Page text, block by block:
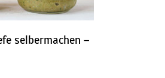
selbermachen –